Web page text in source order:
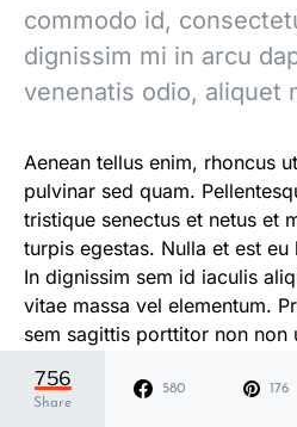
commodo id,
dignissim mi in arcu
venenatis odio, aliquet
Aenean tellus enim, rhoncus
pulvinar sed quam.
tristique senectus et netus et
turpis egestas. Nulla et est
In dignissim sem id iaculis
vitae massa vel elementum.
sem sagittis porttitor non non
756
Share
580 176